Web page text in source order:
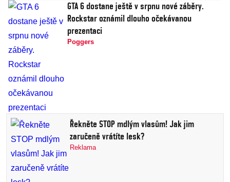
GTA 6 dostane ještě v srpnu nové záběry.
Rockstar oznámil dlouho očekávanou
prezentaci
Poggers
Řekněte STOP mdlým vlasům! Jak jim
zaručeně vrátíte lesk?
Reklama